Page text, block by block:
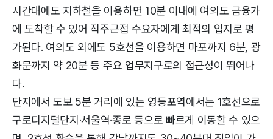
시간대에도 지하철을 이용하면 10분 이내에 여의도 금융가
에 도착할 수 있어 직주근접 수요자에게 최적의 입지로 평
가된다. 여의도 외에도 5호선을 이용하면 마포까지 6분, 광
화문까지 약 20분 등 주요 업무지구로의 접근성이 뛰어나
다.
단지에서 도보 5분 거리에 있는 영등포역에서는 1호선으로
구로디지털단지·서울역·종로 등으로 빠르게 이동할 수 있으